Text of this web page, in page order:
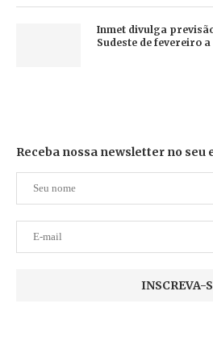
Inmet divulga
Sudeste de fevereiro
Receba nossa newsletter no seu